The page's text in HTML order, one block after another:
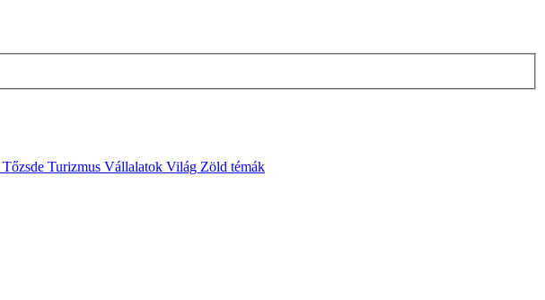
Tőzsde Turizmus Vállalatok Világ Zöld témák